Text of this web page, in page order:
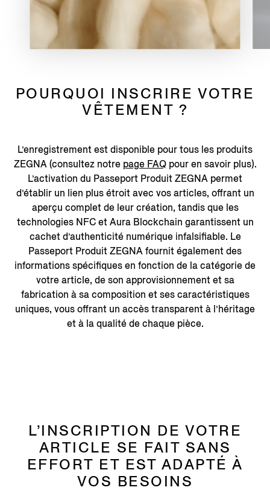
POURQUOI INSCRIRE VOTRE
VÊTEMENT ?
L’enregistrement est disponible pour tous les produits
ZEGNA (consultez notre page FAQpour en savoir plus).
L’activation du Passeport Produit ZEGNA permet
d’établir un lien plus étroit avec vos articles, offrant un
aperçu complet de leur création, tandis que les
technologies NFC et Aura Blockchain garantissent un
cachet d’authenticité numérique infalsifiable. Le
Passeport Produit ZEGNA fournit également des
informations spécifiques en fonction de la catégorie de
votre article, de son approvisionnement et sa
fabrication à sa composition et ses caractéristiques
uniques, vous offrant un accès transparent à l’héritage
et à la qualité de chaque pièce.
L’INSCRIPTION DE VOTRE
ARTICLE SE FAIT SANS
EFFORT ET EST ADAPTÉ À
VOS BESOINS